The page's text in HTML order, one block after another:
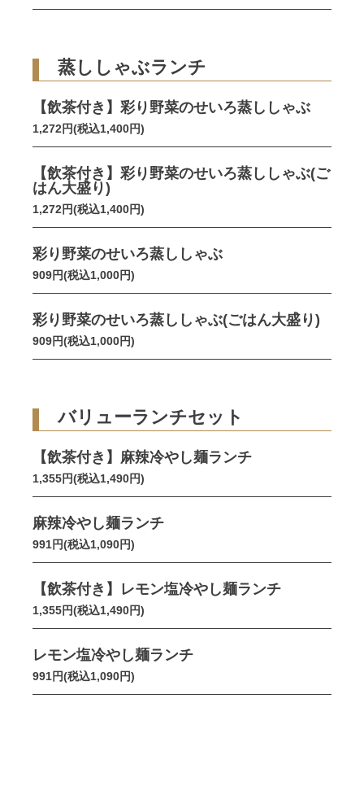
蒸ししゃぶランチ
【飲茶付き】彩り野菜のせいろ蒸ししゃぶ
1,272円(税込1,400円)
【飲茶付き】彩り野菜のせいろ蒸ししゃぶ(ご
はん大盛り)
1,272円(税込1,400円)
彩り野菜のせいろ蒸ししゃぶ
909円(税込1,000円)
彩り野菜のせいろ蒸ししゃぶ(ごはん大盛り)
909円(税込1,000円)
バリューランチセット
【飲茶付き】麻辣冷やし麺ランチ
1,355円(税込1,490円)
麻辣冷やし麺ランチ
991円(税込1,090円)
【飲茶付き】レモン塩冷やし麺ランチ
1,355円(税込1,490円)
レモン塩冷やし麺ランチ
991円(税込1,090円)